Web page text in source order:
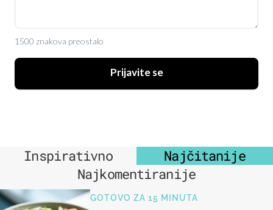
1500 znakova preostalo
Prijavite se
Inspirativno
Najčitanije
Najkomentiranije
GOTOVO ZA 15 MINUTA